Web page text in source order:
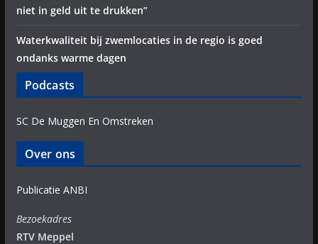
niet in geld uit te drukken”
Waterkwaliteit bij zwemlocaties in de regio is goed
ondanks warme dagen
Podcasts
SC De Muggen En Omstreken
Over ons
Publicatie ANBI
Bezoekadres
RTV Meppel